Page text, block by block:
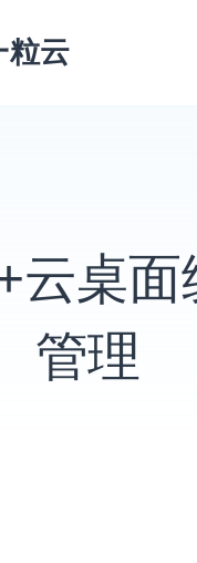
粒云
云桌面
管理